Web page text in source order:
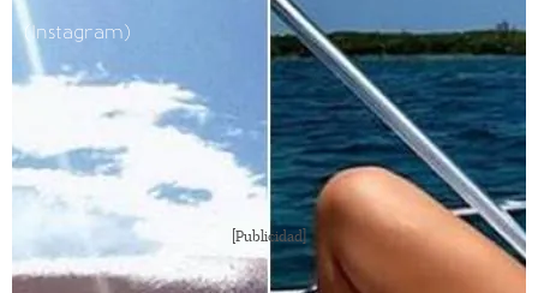
(Instagram)
[Publicidad]